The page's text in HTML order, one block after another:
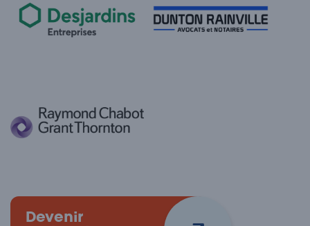
Devenir